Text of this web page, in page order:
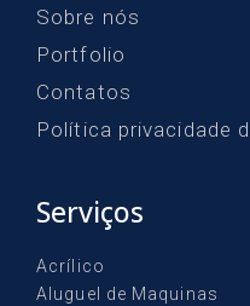
Sobre nós
Portfolio
Contatos
Política privacidade
Serviços
Acrílico
Aluguel de Maquinas